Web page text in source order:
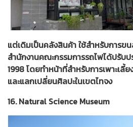
แต่เดิมเป็นคลังสินค้า ใช้สำหรับการข
สำนักงานคณะกรรมการรถไฟได้ปรับ
1998 โดยทำหน้าที่สำหรับการเพาะเลี้
และแลกเปลี่ยนศิลปะในเขตไทจง
16. Natural Science Museum